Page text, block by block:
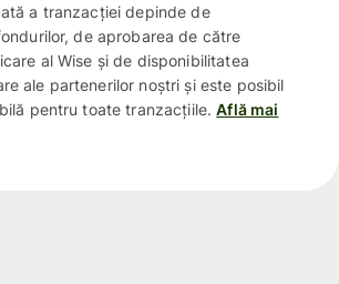
a tranzacției depinde de
de aprobarea de către
al Wise și de disponibilitatea
ale partenerilor noștri și este posibil
pentru toate tranzacțiile. Află mai